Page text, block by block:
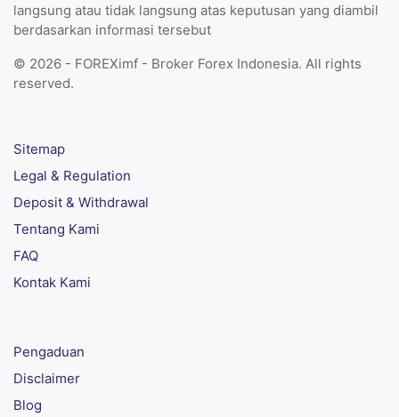
langsung atau tidak langsung atas keputusan yang diambil
berdasarkan informasi tersebut
© 2026 - FOREXimf - Broker Forex Indonesia. All rights
reserved.
Sitemap
Legal & Regulation
Deposit & Withdrawal
Tentang Kami
FAQ
Kontak Kami
Pengaduan
Disclaimer
Blog